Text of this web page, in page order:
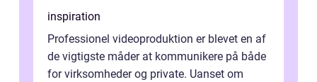
inspiration
Professionel videoproduktion er blevet en af
de vigtigste måder at kommunikere på både
for virksomheder og private. Uanset om